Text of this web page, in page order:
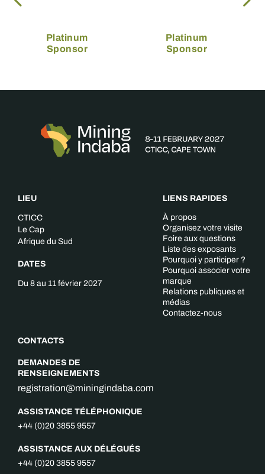
Platinum
Sponsor
Platinum
Sponsor
LIEU
CTICC
Le Cap
Afrique du Sud
DATES
Du 8 au 11 février 2027
CONTACTS
DEMANDES DE
RENSEIGNEMENTS
registration@miningindaba.com
ASSISTANCE TÉLÉPHONIQUE
+44 (0)20 3855 9557
ASSISTANCE AUX DÉLÉGUÉS
+44 (0)20 3855 9557
LIENS RAPIDES
À propos
Organisez votre visite
Foire aux questions
Liste des exposants
Pourquoi y participer ?
Pourquoi associer votre
marque
Relations publiques et
médias
Contactez-nous